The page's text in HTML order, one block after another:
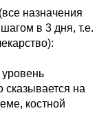
назначения
в 3 дня, т.е.
сказывается на
костной